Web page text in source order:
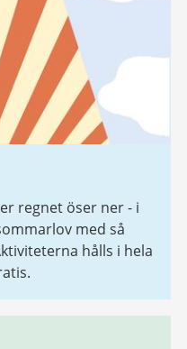
regnet öser ner - i
med så
hålls i hela